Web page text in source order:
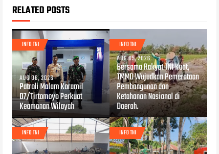
RELATED POSTS
INFO TNI
AUG 06, 2026
Patroli Malam Koramil
07/Tirtomoyo Perkuat
Keamanan Wilayah
INFO TNI
AUG 05, 2026
Bersama Rakyat TNI Kuat,
TMMD Wujudkan Pemerataan
Pembangunan dan
Ketahanan Nasional di
Daerah.
INFO TNI INFO TNI